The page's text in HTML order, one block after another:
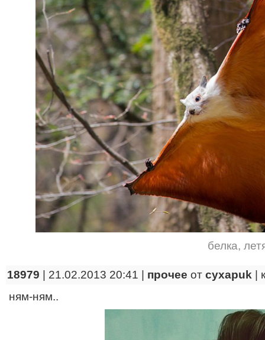
белка,
18979 | 21.02.2013 20:41 | прочее от cyxapuk
ням-ням..